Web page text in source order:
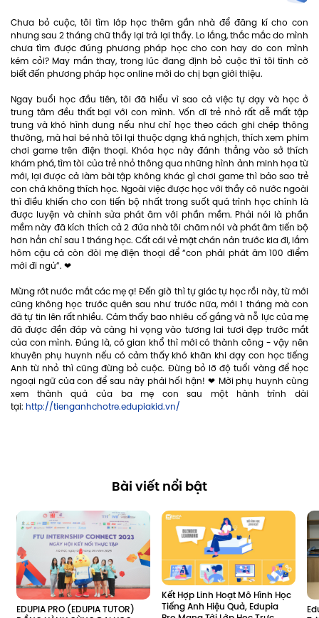
Chưa bỏ cuộc, tôi tìm lớp học thêm gần nhà để đăng kí cho con
nhưng sau 2 tháng chữ thầy lại trả lại thầy. Lo lắng, thắc mắc do mình
chưa tìm được đúng phương pháp học cho con hay do con mình
kém cỏi? May mắn thay, trong lúc đang định bỏ cuộc thì tôi tình cờ
biết đến phương pháp học online mới do chị bạn giới thiệu.
Ngay buổi học đầu tiên, tôi đã hiểu vì sao cả việc tự dạy và học ở
trung tâm đều thất bại với con mình. Vốn dĩ trẻ nhỏ rất dễ mất tập
trung và khó hình dung nếu như chỉ học theo cách ghi chép thông
thường, mà hai bé nhà tôi lại thuộc dạng khá nghịch, thích xem phim
chơi game trên điện thoại. Khóa học này đánh thẳng vào sở thích
khám phá, tìm tòi của trẻ nhỏ thông qua những hình ảnh minh họa từ
mới, lại được cả làm bài tập không khác gì chơi game thì bảo sao trẻ
con chả không thích học. Ngoài việc được học với thầy cô nước ngoài
thì điều khiến cho con tiến bộ nhất trong suốt quá trình học chính là
được luyện và chỉnh sửa phát âm với phần mềm. Phải nói là phần
mềm này đã kích thích cả 2 đứa nhà tôi chăm nói và phát âm tiến bộ
hơn hẳn chỉ sau 1 tháng học. Cất cái vẻ mặt chán nản trước kia đi, lắm
hôm cậu cả còn đòi mẹ điện thoại để “con phải phát âm 100 điểm
mới đi ngủ”. ❤
Mừng rớt nước mắt các mẹ ạ! Đến giờ thì tự giác tự học rồi này, từ mới
cũng không học trước quên sau như trước nữa, mới 1 tháng mà con
đã tự tin lên rất nhiều. Cảm thấy bao nhiêu cố gắng và nỗ lực của mẹ
đã được đền đáp và càng hi vọng vào tương lai tươi đẹp trước mắt
của con mình. Đúng là, có gian khổ thì mới có thành công - vậy nên
khuyên phụ huynh nếu có cảm thấy khó khăn khi dạy con học tiếng
Anh từ nhỏ thì cũng đừng bỏ cuộc. Đừng bỏ lỡ độ tuổi vàng để học
ngoại ngữ của con để sau này phải hối hận! ❤ Mời phụ huynh cùng
xem thành quả của ba mẹ con sau một hành trình dài
tại: http://tienganhchotre.edupiakid.vn/
Bài viết nổi bật
EDUPIA PRO (EDUPIA TUTOR)
Kết Hợp Linh Hoạt Mô Hình Học
Tiếng Anh Hiệu Quả, Edupia